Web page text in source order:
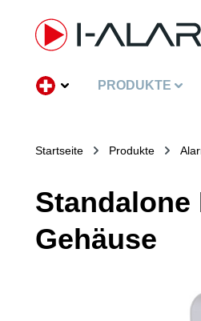
springen
PRODUKTE
Startseite Produkte
Standalone
Gehäuse